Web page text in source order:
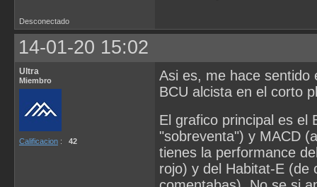
Desconectado
14-01-20 15:02
Ultra
Miembro
Calificacion : 42
Asi es, me hace sentido
BCU alcista en el corto
El grafico principal es el
"sobreventa") y MACD
tienes la performance
rojo) y del Habitat-E (de